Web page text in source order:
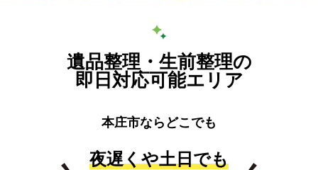
遺品整理・生前整理の
即日対応可能エリア
本庄市ならどこでも
夜遅くや土日でも